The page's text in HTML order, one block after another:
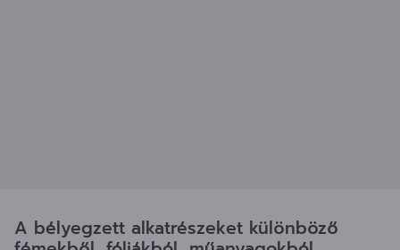
A bélyegzett alkatrészeket különböző